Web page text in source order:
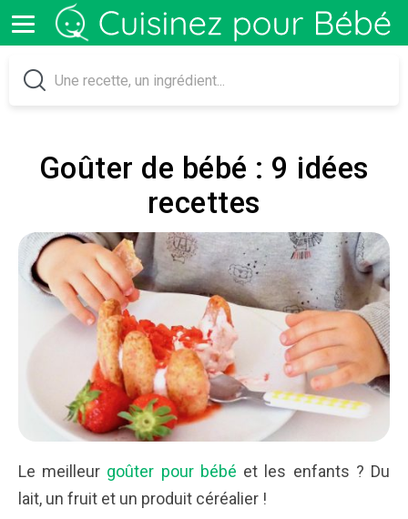
Goûter de bébé : 9 idées
recettes
Le meilleur goûter pour bébé et les enfants ? Du
lait, un fruit et un produit céréalier !